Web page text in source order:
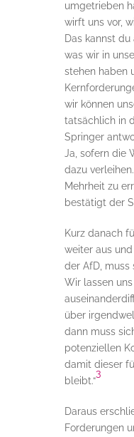
umgetrieben
wirft uns vor,
Das kannst
was wir in
stehen haben
wir können
tatsächlich in
Springer
Ja, sofern die
dazu
Mehrheit zu
bestätigt der
Kurz danach
weiter aus
der AfD, muss
Wir lassen
über
dann muss
potenziellen
damit dieser
bleibt.“
3
Daraus
Forderungen